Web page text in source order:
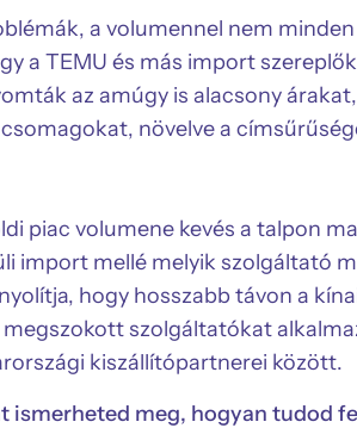
a volumennel nem
a TEMU és más import
az amúgy is alacsony
növelve a
piac volumene kevés a talpon
import mellé melyik szolgáltató
hogy hosszabb távon a
szolgáltatókat
kiszállítópartnerei között.
meg, hogyan tudod